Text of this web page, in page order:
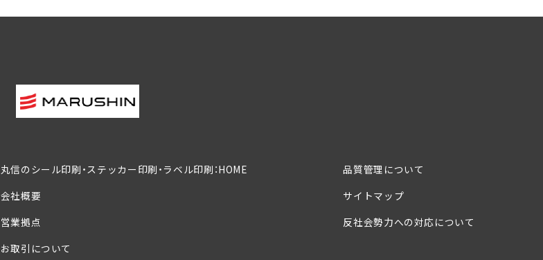
丸信のシール印刷・ステッカー印刷・ラベル印刷：HOME
会社概要
営業拠点
お取引について
品質管理について
サイトマップ
反社会勢力への対応について